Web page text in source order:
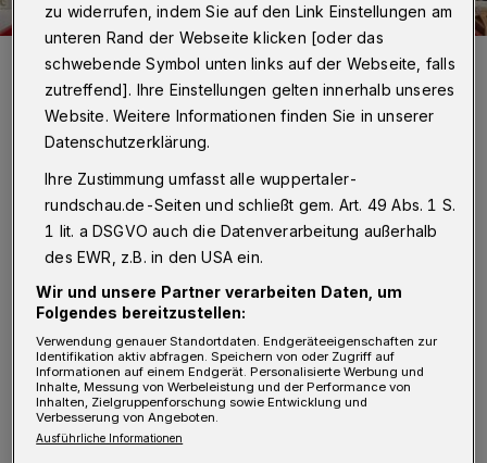
Im Rahmen eines geförderten Beschäftigungsverhältnisses bei der
Diakonie hilft Natascha Presch (noch) in der Lebensmittelausgabe
in Vohwinkel. Über ehrenamtliche Unterstützung würde sie sich
freuen.
R und 900 Menschen versorgt die Tafel im
Stadtteil Vohwinkel an fünf Tagen in der
Woche. Die Lebensmittel, die in einem Raum
im Vohwinkeler Rathaus in Kisten gestapelt
sind, haben seit 2020 Mitarbeitende der
Diakonie verteilt. Sie nehmen an sogenannten
zu widerrufen, indem Sie auf den Link Einstellungen am
unteren Rand der Webseite klicken [oder das
schwebende Symbol unten links auf der Webseite, falls
zutreffend]. Ihre Einstellungen gelten innerhalb unseres
Website. Weitere Informationen finden Sie in unserer
Datenschutzerklärung.
Ihre Zustimmung umfasst alle wuppertaler-
rundschau.de-Seiten und schließt gem. Art. 49 Abs. 1 S.
1 lit. a DSGVO auch die Datenverarbeitung außerhalb
des EWR, z.B. in den USA ein.
Wir und unsere Partner verarbeiten Daten, um
Folgendes bereitzustellen:
Verwendung genauer Standortdaten. Endgeräteeigenschaften zur
Identifikation aktiv abfragen. Speichern von oder Zugriff auf
Informationen auf einem Endgerät. Personalisierte Werbung und
Inhalte, Messung von Werbeleistung und der Performance von
Inhalten, Zielgruppenforschung sowie Entwicklung und
Verbesserung von Angeboten.
Ausführliche Informationen